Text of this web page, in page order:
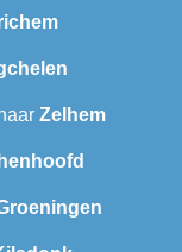
Zelhem